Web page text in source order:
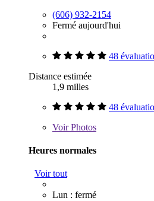
(606) 932-2154
Fermé aujourd'hui
48
Distance estimée
1,9 milles
48
VoirPhotos
Heures normales
Voir tout
Lun : fermé